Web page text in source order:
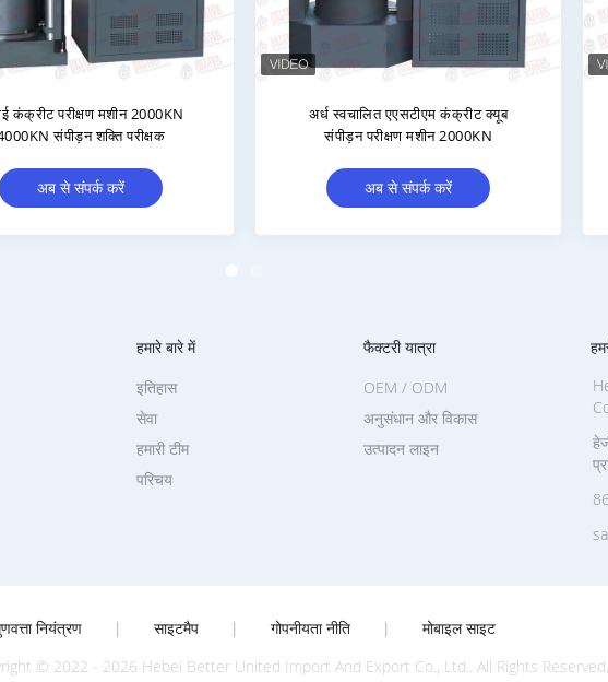
कंक्रीट लोचदार मापांक उपकरण कंक्रीट
परीक्षण उपकरण
अब से संपर्क करें
ड्रम प्रकार मिक्सर कंक्रीट परीक्षण उपकरण
अब से संपर्क करें
हमारे बारे में
परिचय
इतिहास
सेवा
हमारी टीम
फैक्टरी यात्रा
उत्पादन लाइन
OEM / ODM
अनुसंधान और विकास
नियंत्रण | साइटमैप | गोपनीयता नीति |
मोबाइल साइट
© 2022 - 2026 Hebei Better United Import And Export Co., Ltd.. All Rights